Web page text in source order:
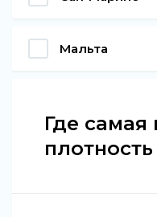
Мальта
Где самая